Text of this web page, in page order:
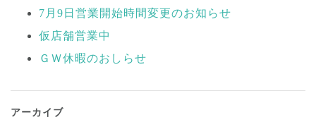
ー
シ
ン
7月9日営業開始時間変更のお知らせ
仮店舗営業中
ＧＷ休暇のおしらせ
アーカイブ